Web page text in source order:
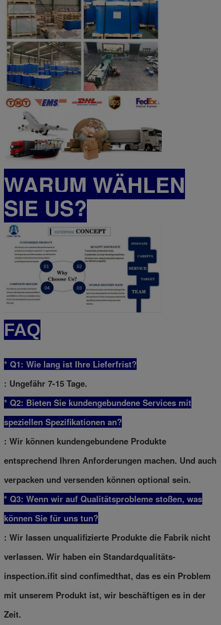
WARUM WÄHLEN
SIE US?
FAQ
* Q1: Wie lang ist Ihre Lieferfrist?
: Ungefähr 7-15 Tage.
* Q2: Bieten Sie kundengebundene Services mit
speziellen Spezifikationen an?
: Wir können kundengebundene Produkte
entsprechend Ihren Anforderungen machen. Und auch
verpacken und versenden können optional sein.
* Q3: Wenn wir auf Qualitätsprobleme stoßen, was
können Sie für uns tun?
: Wir lassen unqualifizierte Produkte die Fabrik nicht
verlassen. Wir haben ein Standardqualitäts-
inspection.ifit sind confimedthat, das es ein Problem
mit unserem Produkt ist, wir beschäftigen es in der
Zeit.